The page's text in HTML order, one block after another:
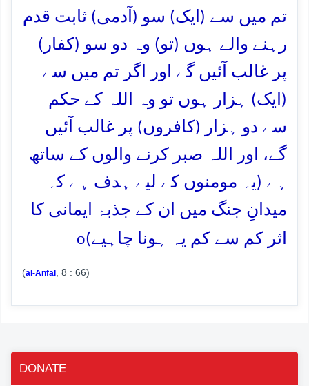
تم میں سے (ایک) سو (آدمی) ثابت قدم
رہنے والے ہوں (تو) وہ دو سو (کفار)
پر غالب آئیں گے اور اگر تم میں سے
(ایک) ہزار ہوں تو وہ اللہ کے حکم
سے دو ہزار (کافروں) پر غالب آئیں
گے، اور اللہ صبر کرنے والوں کے ساتھ
ہے (یہ مومنوں کے لیے ہدف ہے کہ
میدانِ جنگ میں ان کے جذبۂ ایمانی کا
اثر کم سے کم یہ ہونا چاہیے)o
(al-Anfal , 8 : 66)
DONATE